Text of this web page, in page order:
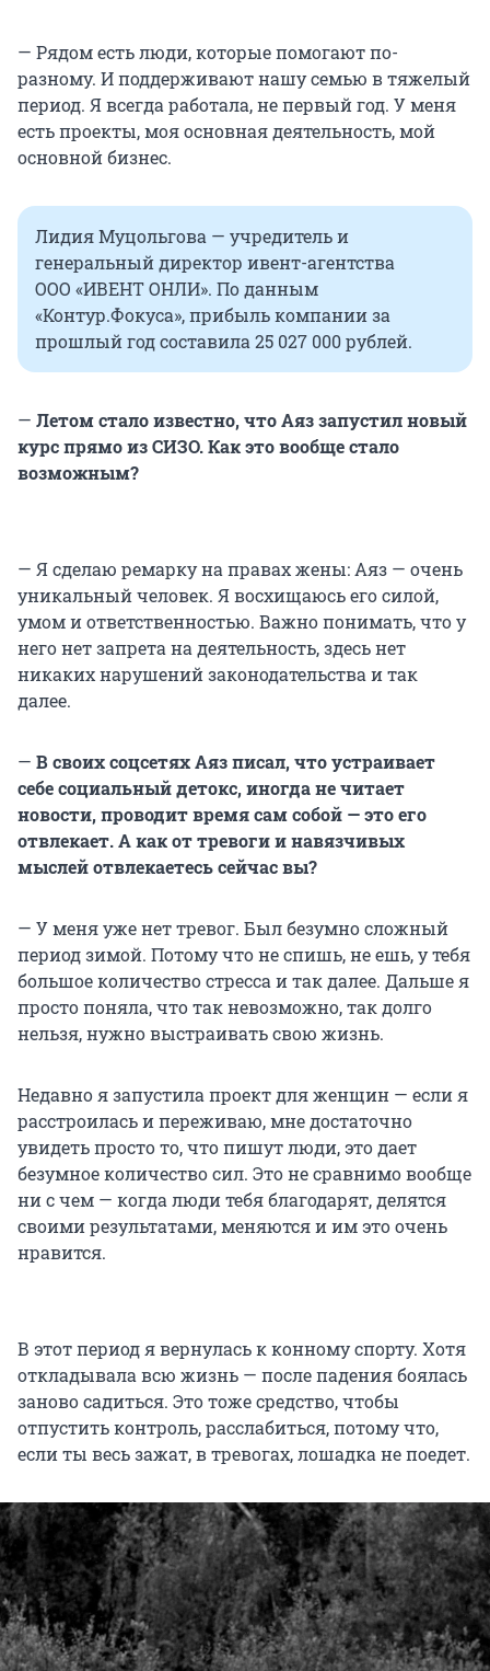
— Рядом есть люди, которые помогают по-
разному. И поддерживают нашу семью в тяжелый
период. Я всегда работала, не первый год. У меня
есть проекты, моя основная деятельность, мой
основной бизнес.
Лидия Муцольгова — учредитель и
генеральный директор ивент-агентства
ООО «ИВЕНТ ОНЛИ». По данным
«Контур.Фокуса», прибыль компании за
прошлый год составила 25 027 000 рублей.
— Летом стало известно, что Аяз запустил новый
курс прямо из СИЗО. Как это вообще стало
возможным?
— Я сделаю ремарку на правах жены: Аяз — очень
уникальный человек. Я восхищаюсь его силой,
умом и ответственностью. Важно понимать, что у
него нет запрета на деятельность, здесь нет
никаких нарушений законодательства и так
далее.
— В своих соцсетях Аяз писал, что устраивает
себе социальный детокс, иногда не читает
новости, проводит время сам собой — это его
отвлекает. А как от тревоги и навязчивых
мыслей отвлекаетесь сейчас вы?
— У меня уже нет тревог. Был безумно сложный
период зимой. Потому что не спишь, не ешь, у тебя
большое количество стресса и так далее. Дальше я
просто поняла, что так невозможно, так долго
нельзя, нужно выстраивать свою жизнь.
Недавно я запустила проект для женщин — если я
расстроилась и переживаю, мне достаточно
увидеть просто то, что пишут люди, это дает
безумное количество сил. Это не сравнимо вообще
ни с чем — когда люди тебя благодарят, делятся
своими результатами, меняются и им это очень
нравится.
В этот период я вернулась к конному спорту. Хотя
откладывала всю жизнь — после падения боялась
заново садиться. Это тоже средство, чтобы
отпустить контроль, расслабиться, потому что,
если ты весь зажат, в тревогах, лошадка не поедет.